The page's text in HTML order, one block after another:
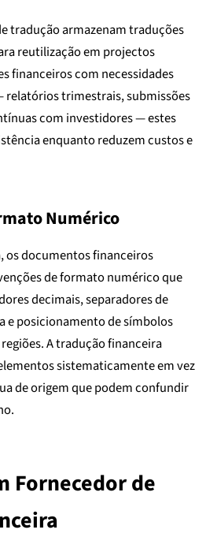
tradução armazenam traduções
reutilização em projectos
financeiros com necessidades
trimestrais, submissões
com investidores — estes
enquanto reduzem custos e
Numérico
os documentos financeiros
de formato numérico que
decimais, separadores de
e posicionamento de símbolos
A tradução financeira
sistematicamente em vez
de origem que podem confundir
Fornecedor de